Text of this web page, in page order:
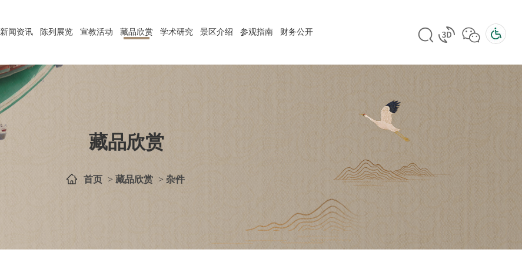
新闻资讯 陈列展览 宣教活动 藏品欣赏 学术研究 景区介绍 参观指南 财务公开
藏品欣赏
首页 > 藏品欣赏 > 杂件